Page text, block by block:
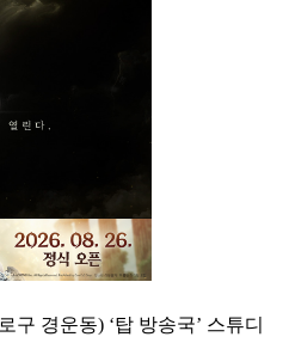
경운동) ‘탑 방송국’ 스튜디